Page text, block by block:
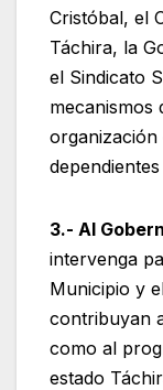
Cristóbal, el
Táchira, la
el Sindicato
mecanismos
organización
3.- Al
intervenga
Municipio y
contribuyan
como al
estado